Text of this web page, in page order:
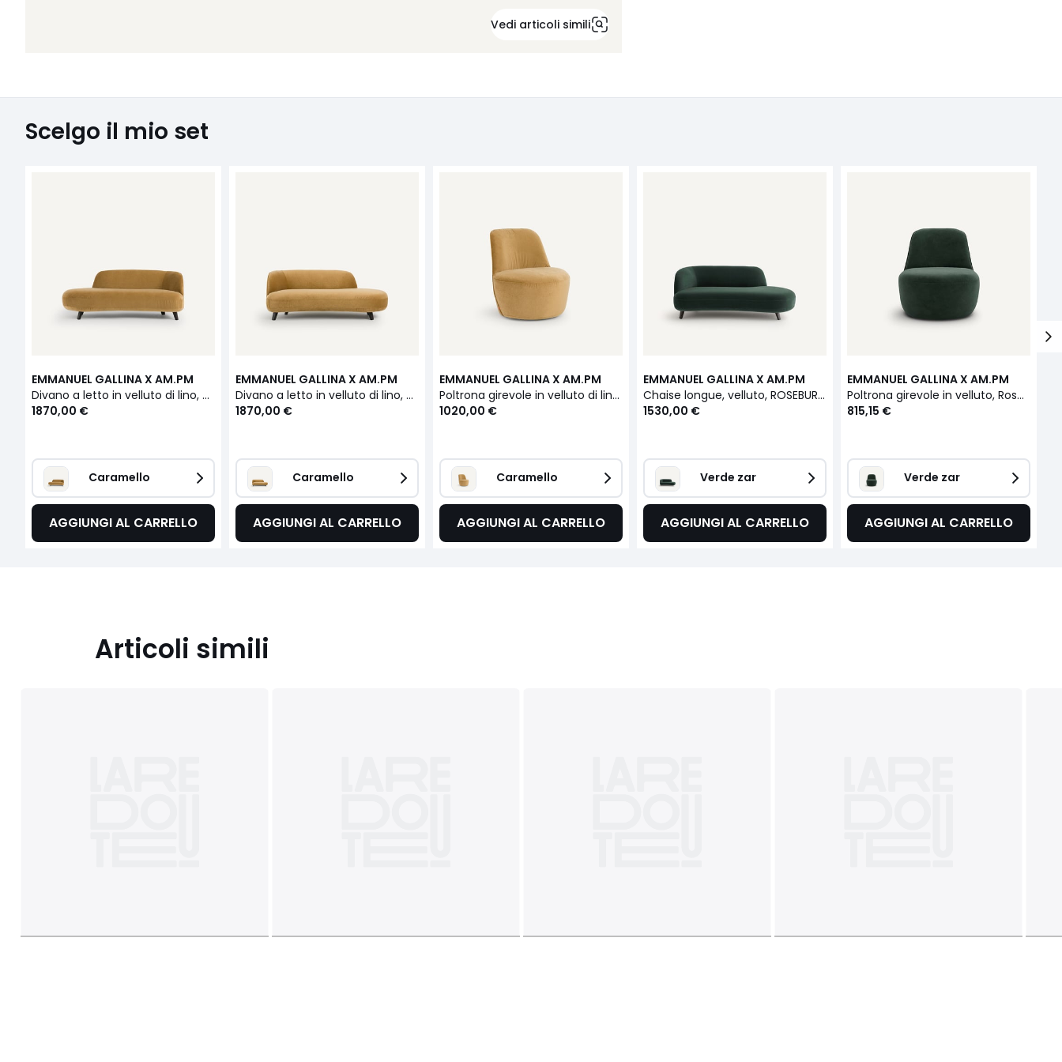
Vedi articoli simili
Scelgo il mio set
EMMANUEL GALLINA X AM.PM
Divano a letto in velluto di lino, Rosebury, design di Emmanuel Gallina
1870,00 €
Caramello
AGGIUNGI AL CARRELLO
EMMANUEL GALLINA X AM.PM
Divano a letto in velluto di lino, Rosebury, design di Emmanuel Gallina
1870,00 €
Caramello
AGGIUNGI AL CARRELLO
EMMANUEL GALLINA X AM.PM
Poltrona girevole in velluto di lino, Rosebury
1020,00 €
Caramello
AGGIUNGI AL CARRELLO
EMMANUEL GALLINA X AM.PM
Chaise longue, velluto, ROSEBURY, design di Emmanuel Gallina
1530,00 €
Verde zar
AGGIUNGI AL CARRELLO
EMMANUEL GALLINA X AM.PM
Poltrona girevole in velluto, Rosebury
815,15 €
Verde zar
AGGIUNGI AL CARRELLO
Articoli simili